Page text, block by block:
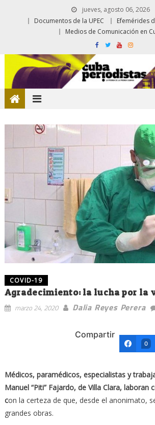
jueves, agosto 06, 2026
Documentos de la UPEC
Efemérides
Medios de Comunicación en
COVID-19
Agradecimiento: la lucha por la
marzo 24, 2020 Dalia Reyes Perera
Compartir
0
Médicos, paramédicos, especialistas y
Manuel “Piti” Fajardo, de Villa Clara, laboran
con la certeza de que, desde el anonimato,
grandes obras.